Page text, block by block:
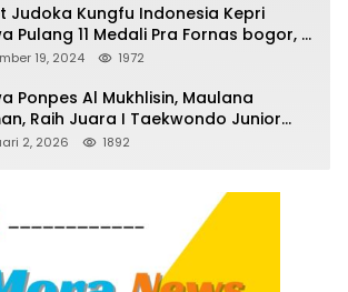
Judoka Kungfu Indonesia Kepri
Pulang 11 Medali Pra Fornas bogor, 3
dan 8 Perunggu.
19, 2024 1972
Ponpes Al Mukhlisin, Maulana
Raih Juara I Taekwondo Junior
di Riau National Championship 2026
2, 2026 1892